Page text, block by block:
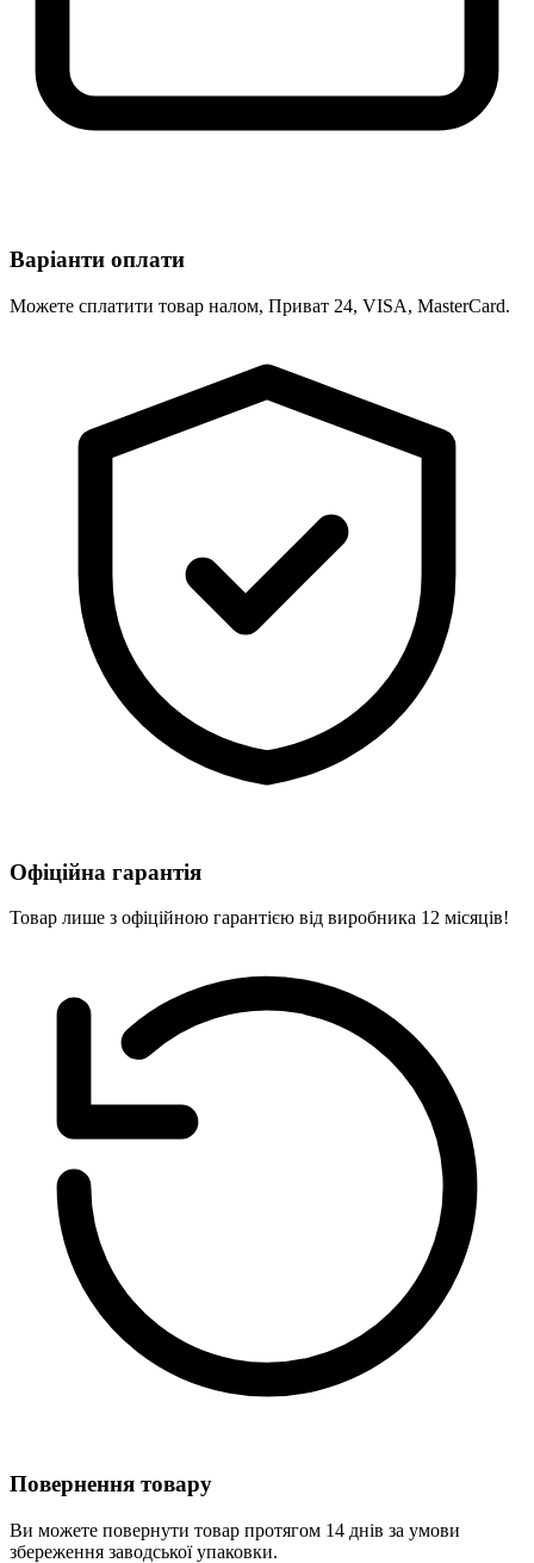
Варіанти оплати
Можете сплатити товар налом, Приват 24, VISA, MasterCard.
Офіційна гарантія
Товар лише з офіційною гарантією від виробника 12 місяців!
Повернення товару
Ви можете повернути товар протягом 14 днів за умови
збереження заводської упаковки.